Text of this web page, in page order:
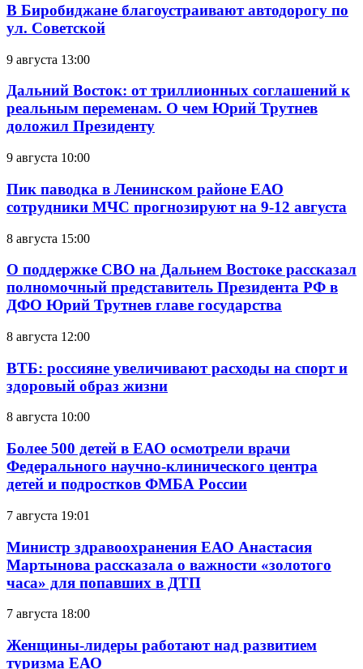
В Биробиджане благоустраивают автодорогу по
ул. Советской
9 августа 13:00
Дальний Восток: от триллионных соглашений к
реальным переменам. О чем Юрий Трутнев
доложил Президенту
9 августа 10:00
Пик паводка в Ленинском районе ЕАО
сотрудники МЧС прогнозируют на 9-12 августа
8 августа 15:00
О поддержке СВО на Дальнем Востоке рассказал
полномочный представитель Президента РФ в
ДФО Юрий Трутнев главе государства
8 августа 12:00
ВТБ: россияне увеличивают расходы на спорт и
здоровый образ жизни
8 августа 10:00
Более 500 детей в ЕАО осмотрели врачи
Федерального научно-клинического центра
детей и подростков ФМБА России
7 августа 19:01
Министр здравоохранения ЕАО Анастасия
Мартынова рассказала о важности «золотого
часа» для попавших в ДТП
7 августа 18:00
Женщины-лидеры работают над развитием
туризма ЕАО